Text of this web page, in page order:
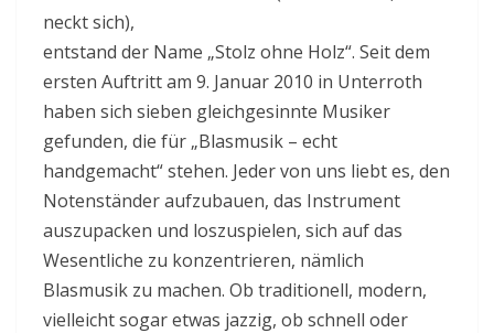
neckt sich),
entstand der Name „Stolz ohne Holz“. Seit dem
ersten Auftritt am 9. Januar 2010 in Unterroth
haben sich sieben gleichgesinnte Musiker
gefunden, die für „Blasmusik – echt
handgemacht“ stehen. Jeder von uns liebt es, den
Notenständer aufzubauen, das Instrument
auszupacken und loszuspielen, sich auf das
Wesentliche zu konzentrieren, nämlich
Blasmusik zu machen. Ob traditionell, modern,
vielleicht sogar etwas jazzig, ob schnell oder